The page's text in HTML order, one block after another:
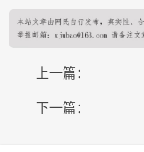
上一篇：
下一篇：